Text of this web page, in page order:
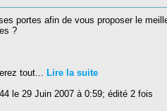
portes afin de vous proposer le
?
tout... Lire la suite
le 29 Juin 2007 à 0:59; édité 2 fois